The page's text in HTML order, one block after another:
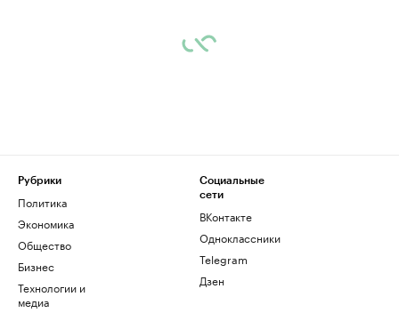
Рубрики
Политика
Экономика
Общество
Бизнес
Технологии и
медиа
Социальные
сети
ВКонтакте
Одноклассники
Telegram
Дзен